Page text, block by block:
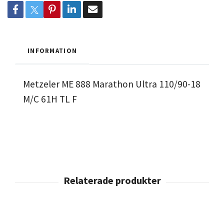
INFORMATION
Metzeler ME 888 Marathon Ultra 110/90-18
M/C 61H TL F